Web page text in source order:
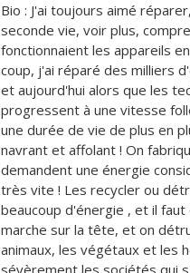
Bio : J'ai toujours aimé
seconde vie, voir plus,
fonctionnaient les appareils
coup, j'ai réparé des milliers
et aujourd'hui alors que les
progressent à une vitesse
une durée de vie de plus en
navrant et affolant ! On
demandent une énergie
très vite ! Les recycler ou
beaucoup d'énergie , et il
marche sur la tête, et on
animaux, les végétaux et les